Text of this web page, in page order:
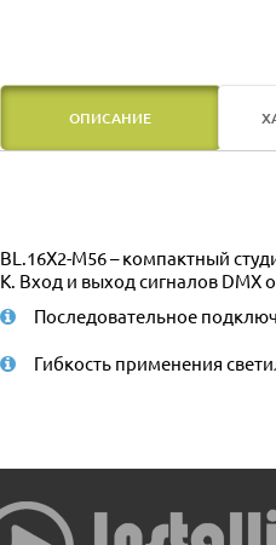
ОПИСАНИЕ
BL.16X2-M56 – компактный
К. Вход и выход сигналов DMX
Последовательное
Гибкость применения